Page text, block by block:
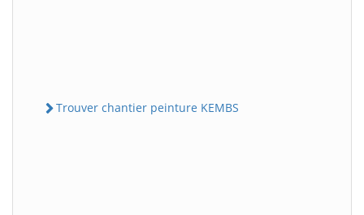
Trouver chantier peinture KEMBS